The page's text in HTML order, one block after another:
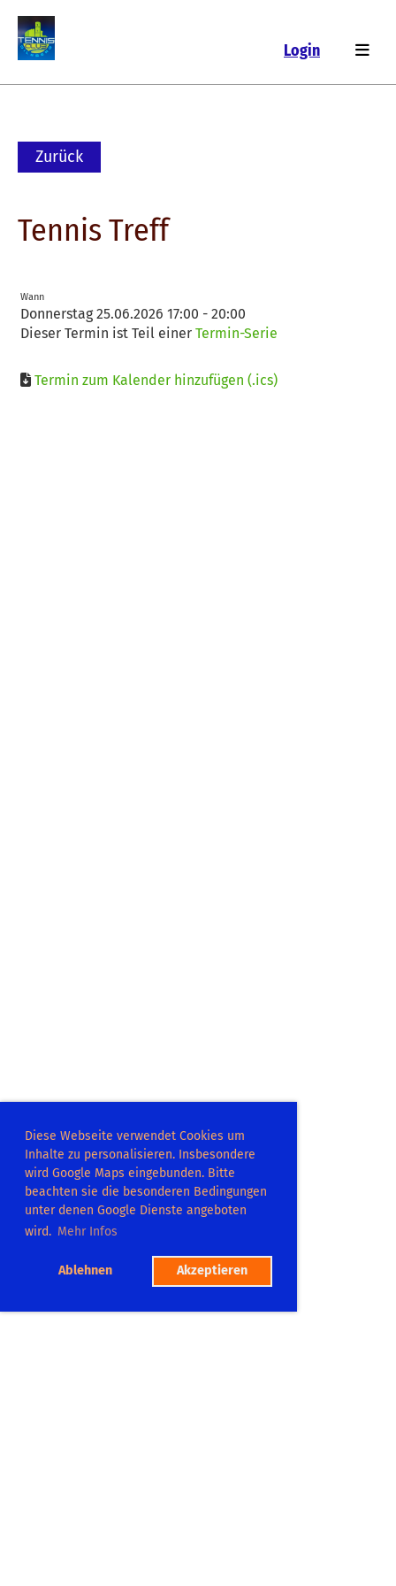
Diese Webseite verwendet Cookies um
Inhalte zu personalisieren. Insbesondere
wird Google Maps eingebunden. Bitte
beachten sie die besonderen Bedingungen
unter denen Google Dienste angeboten
wird. Mehr Infos
Ablehnen Akzeptieren
Login
Zurück
Tennis Treff
Wann
Donnerstag 25.06.2026 17:00 - 20:00
Dieser Termin ist Teil einer Termin-Serie
Termin zum Kalender hinzufügen (.ics)